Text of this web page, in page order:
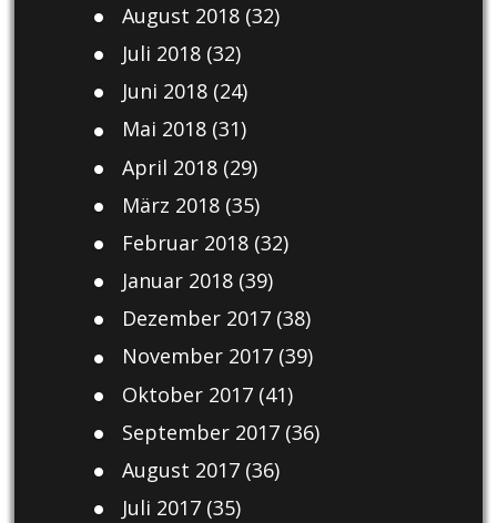
August 2018(32)
Juli 2018(32)
Juni 2018(24)
Mai 2018(31)
April 2018(29)
März 2018(35)
Februar 2018(32)
Januar 2018(39)
Dezember 2017(38)
November 2017(39)
Oktober 2017(41)
September 2017(36)
August 2017(36)
Juli 2017(35)